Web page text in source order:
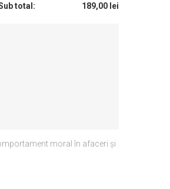
total: 189,00 lei
moral în afaceri şi